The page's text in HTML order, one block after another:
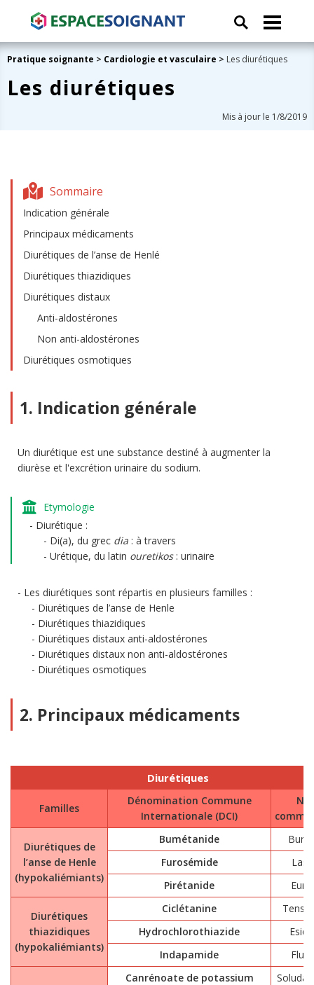
Pratique soignante > Cardiologie et vasculaire > Les diurétiques
Les diurétiques
Mis à jour le 1/8/2019
Sommaire
Indication générale
Principaux médicaments
Diurétiques de l’anse de Henlé
Diurétiques thiazidiques
Diurétiques distaux
Anti-aldostérones
Non anti-aldostérones
Diurétiques osmotiques
1. Indication générale
Un diurétique est une substance destiné à augmenter la
diurèse et l'excrétion urinaire du sodium.
Etymologie
Diurétique :
Di(a), du grec dia : à travers
Urétique, du latin ouretikos: urinaire
Les diurétiques sont répartis en plusieurs familles :
Diurétiques de l’anse de Henle
Diurétiques thiazidiques
Diurétiques distaux anti-aldostérones
Diurétiques distaux non anti-aldostérones
Diurétiques osmotiques
2. Principaux médicaments
Diurétiques
Familles
Dénomination Commune
Internationale (DCI)
Diurétiques de
l’anse de Henle
(hypokaliémiants)
Bumétanide
Furosémide
Pirétanide
Diurétiques
thiazidiques
(hypokaliémiants)
Ciclétanine
Hydrochlorothiazide
Indapamide
Canrénoate de potassium